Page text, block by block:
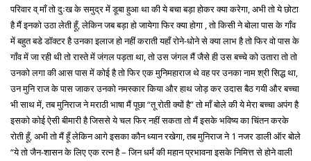
परिवार व् माँ तो दुःख के समुद्र में डूबा हुआ था की ये बचा बड़ा होकर क्या करेगा, अभी तो ये छोटा
है मैं इनको उठा लेती हूँ, लेकिन जब बड़ा हो जायेगा फिर क्या होगा , तो किसी ने बोला पास के गाँव
में बहुत बडे डॉक्टर है उनका इलाज हो नहीं कराती यहाँ रोने-धोने से क्या लाभ है तो फिर वो पास के
गाँव में जा रही थी तो रास्ते में जंगल पड़ता था, तो उस जंगल मैं जैसे ही उस बच्चे को उतारा तो तो
उनको लगा की आस पास में कोई है तो फिर एक मुनिमहाराज थे वह पर उनका नाम श्री सिद्ध था,
उन मुनि राज के पास जाकर उनको नमस्कार किया और हाथ जोड़ कर उदास बैठ गयी और बच्चा
भी साथ में, तब मुनिराज ने मराठी भाषा मैं पूछा “तू रोती क्यों है” तो माँ बोले की ये मेरा बच्चा अपंग है
इसको कोई ऐसी बीमारी है जिससे ये चल फिर नहीं सकता तो मैं इसके भविष्य का चिंतन करके
रोती हूँ, अभी तो मैं हूँ लेकिन आगे इसका कौन ध्यान रखेगा, तब मुनिराज ने 1 नजर डाली ऑर बोले
“ये तो जैन-शासन के लिए एक रत्न है – जिन धर्मं की महान प्रभावना इसके निमित्त से होने वाली